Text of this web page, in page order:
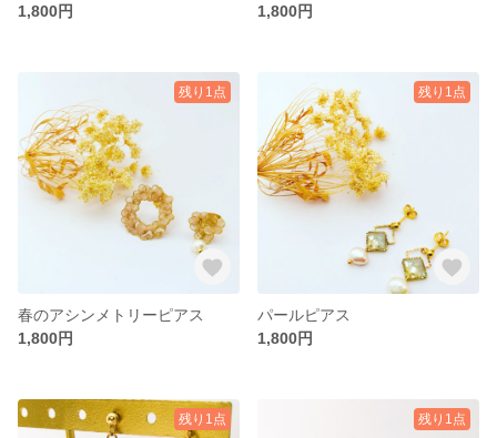
1,800円
1,800円
残り1点
春のアシンメトリーピアス
1,800円
残り1点
パールピアス
1,800円
残り1点 残り1点